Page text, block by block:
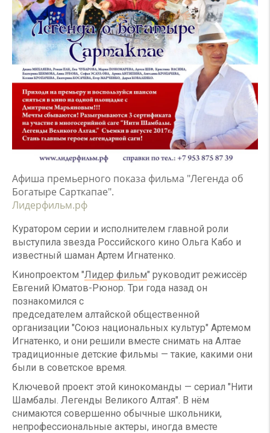
Афиша премьерного показа фильма "Легенда об
Богатыре Сарткапае".
Лидерфильм.рф
Куратором серии и исполнителем главной роли
выступила звезда Российского кино Ольга Кабо и
известный шаман Артем Игнатенко.
Кинопроектом "Лидер фильм" руководит режиссёр
Евгений Юматов-Рюнор. Три года назад он
познакомился с
председателем алтайской общественной
организации "Союз национальных культур" Артемом
Игнатенко, и они решили вместе снимать на Алтае
традиционные детские фильмы — такие, какими они
были в советское время.
Ключевой проект этой кинокоманды — сериал "Нити
Шамбалы. Легенды Великого Алтая". В нём
снимаются совершенно обычные школьники,
непрофессиональные актеры, иногда вместе